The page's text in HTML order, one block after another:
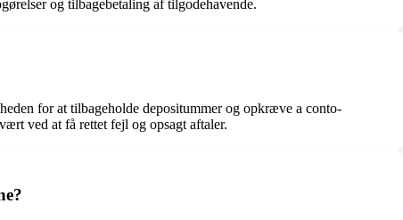
og tilbagebetaling af tilgodehavende.
for at tilbageholde depositummer og opkræve a conto-
ved at få rettet fejl og opsagt aftaler.